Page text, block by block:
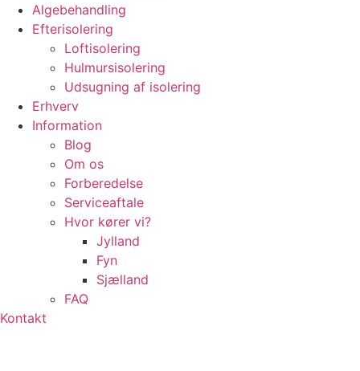
Algebehandling
Efterisolering
Loftisolering
Hulmursisolering
Udsugning af isolering
Erhverv
Information
Blog
Om os
Forberedelse
Serviceaftale
Hvor kører vi?
Jylland
Fyn
Sjælland
FAQ
Kontakt